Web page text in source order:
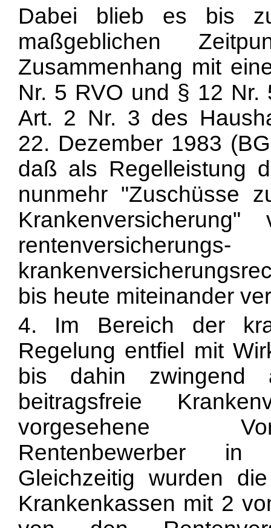
Dabei blieb es bis
maßgeblichen
Zusammenhang mit
Nr. 5 RVO und § 12 Nr.
Art. 2 Nr. 3 des
22. Dezember 1983
daß als Regelleistung
nunmehr "Zuschüsse
bis heute miteinander
4. Im Bereich der
Regelung entfiel mit
bis dahin zwingend
beitragsfreie
vorgesehene
Rentenbewerber in
Gleichzeitig wurden
Krankenkassen mit 2